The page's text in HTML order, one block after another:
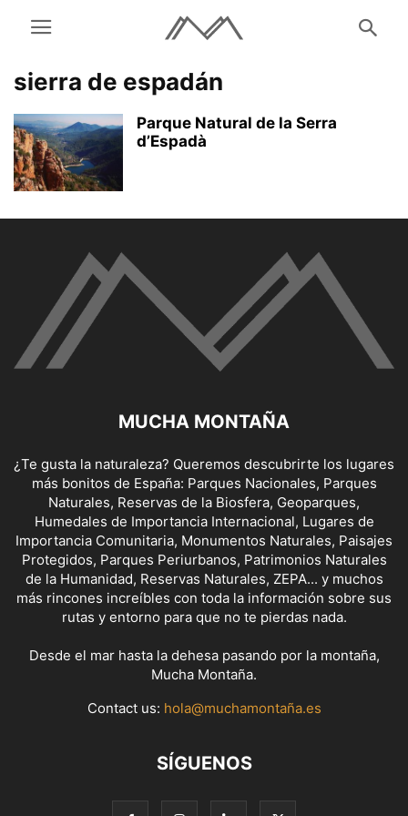
sierra de espadán
Parque Natural de la Serra
d’Espadà
MUCHA MONTAÑA
¿Te gusta la naturaleza? Queremos descubrirte los lugares
más bonitos de España: Parques Nacionales, Parques
Naturales, Reservas de la Biosfera, Geoparques,
Humedales de Importancia Internacional, Lugares de
Importancia Comunitaria, Monumentos Naturales, Paisajes
Protegidos, Parques Periurbanos, Patrimonios Naturales
de la Humanidad, Reservas Naturales, ZEPA... y muchos
más rincones increíbles con toda la información sobre sus
rutas y entorno para que no te pierdas nada.
Desde el mar hasta la dehesa pasando por la montaña,
Mucha Montaña.
Contact us: hola@muchamontaña.es
SÍGUENOS